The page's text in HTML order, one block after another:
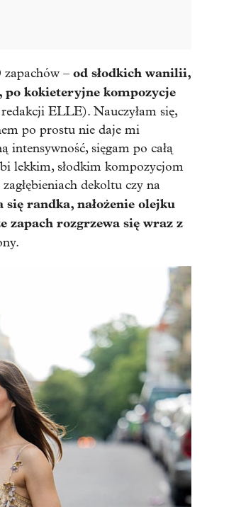
– od słodkich wanilii,
po kokieteryjne kompozycje
ELLE). Nauczyłam się,
po prostu nie daje mi
intensywność, sięgam po całą
lekkim, słodkim kompozycjom
dekoltu czy na
się randka, nałożenie olejku
zapach rozgrzewa się wraz z